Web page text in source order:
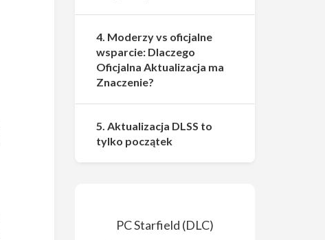
4. Moderzy vs oficjalne
wsparcie: Dlaczego
Oficjalna Aktualizacja ma
Znaczenie?
5. Aktualizacja DLSS to
tylko początek
PC Starfield (DLC)